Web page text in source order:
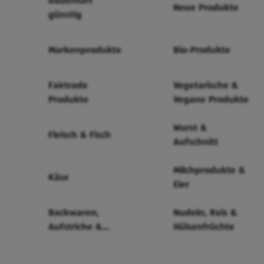
günstig
Neue Produkte
Markenprodukte Bio-Produkte
Fairtrade
Produkte
Vegetarische &
Vegane Produkte
Fleisch & Fisch
Wurst &
Aufschnitt
Käse
Milchprodukte &
Eier
Backwaren,
Aufstriche &
Nudeln, Reis &
Hülsenfrüchte